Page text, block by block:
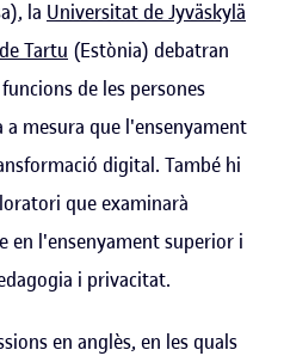
la Universitat de Jyväskylä
Tartu (Estònia) debatran
de les persones
mesura que l'ensenyament
digital. També hi
que examinarà
en l'ensenyament superior i
i privacitat.
en anglès, en les quals